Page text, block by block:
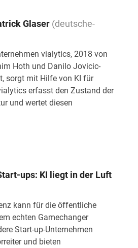
Glaser (deutsche-
vialytics, 2018 von
Hoth und Danilo Jovicic-
sorgt mit Hilfe von KI für
erfasst den Zustand der
und wertet diesen
ups: KI liegt in der Luft
kann für die öffentliche
echten Gamechanger
Start-up-Unternehmen
und bieten